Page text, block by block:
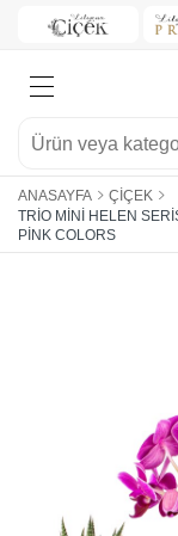
ANASAYFA
ÇIÇEK
TRIO MINI HELEN
PINK COLORS